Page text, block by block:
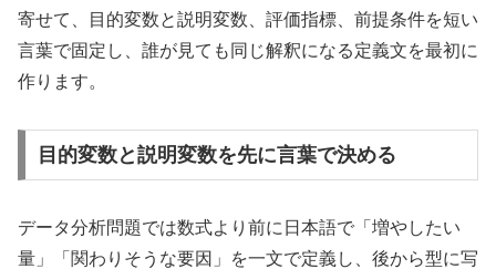
寄せて、目的変数と説明変数、評価指標、前提条件を短い
言葉で固定し、誰が見ても同じ解釈になる定義文を最初に
作ります。
目的変数と説明変数を先に言葉で決める
データ分析問題では数式より前に日本語で「増やしたい
量」「関わりそうな要因」を一文で定義し、後から型に写